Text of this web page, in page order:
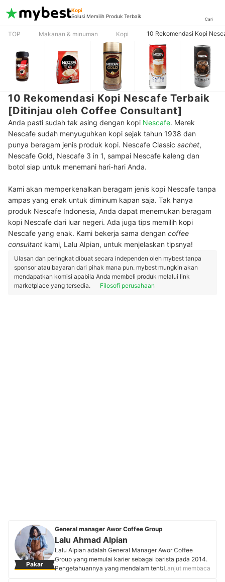
Kopi
Solusi Memilih Produk Terbaik
Cari
TOP Makanan & minuman Kopi 10 Rekomendasi Kopi
10 Rekomendasi Kopi Nescafe Terbaik
[Ditinjau oleh Coffee Consultant]
Anda pasti sudah tak asing dengan kopi Nescafe. Merek
Nescafe sudah menyuguhkan kopi sejak tahun 1938 dan
punya beragam jenis produk kopi. Nescafe Classic sachet,
Nescafe Gold, Nescafe 3 in 1, sampai Nescafe kaleng dan
botol siap untuk menemani hari-hari Anda.
Kami akan memperkenalkan beragam jenis kopi Nescafe tanpa
ampas yang enak untuk diminum kapan saja. Tak hanya
produk Nescafe Indonesia, Anda dapat menemukan beragam
kopi Nescafe dari luar negeri. Ada juga tips memilih kopi
Nescafe yang enak. Kami bekerja sama dengan coffee
consultant kami, Lalu Alpian, untuk menjelaskan tipsnya!
Ulasan dan peringkat dibuat secara independen oleh mybest tanpa
sponsor atau bayaran dari pihak mana pun. mybest mungkin akan
mendapatkan komisi apabila Anda membeli produk melalui link
marketplace yang tersedia.
Filosofi perusahaan
Pakar
General manager Awor Coffee Group
Lalu Ahmad Alpian
Lalu Alpian adalah General Manager Awor Coffee
Group yang memulai karier sebagai barista pada 2014.
Pengetahuannya yang mendalam tentang kopi dan
Lanjut membaca